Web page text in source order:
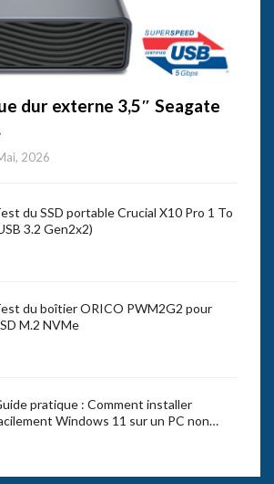
dur externe 3,5″ Seagate
2026
du SSD portable Crucial X10 Pro 1 To
3.2 Gen2x2)
du boîtier ORICO PWM2G2 pour
M.2 NVMe
pratique : Comment installer
Windows 11 sur un PC non…